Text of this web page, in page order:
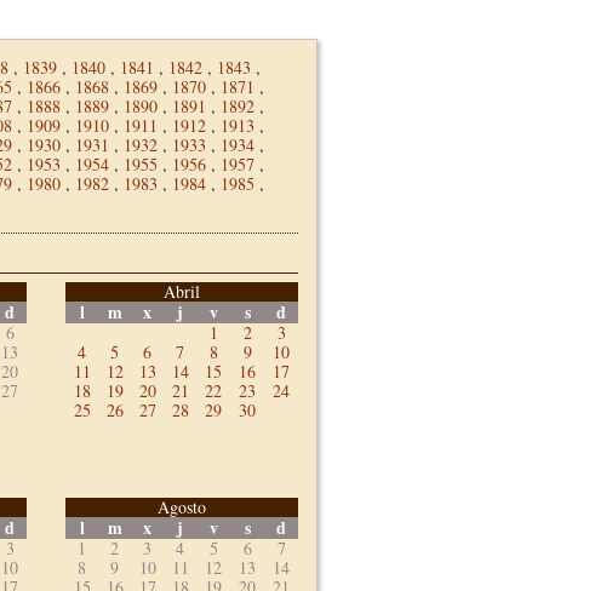
, 1839 , 1840 , 1841 , 1842 , 1843 ,
, 1866 , 1868 , 1869 , 1870 , 1871 ,
, 1888 , 1889 , 1890 , 1891 , 1892 ,
, 1909 , 1910 , 1911 , 1912 , 1913 ,
, 1930 , 1931 , 1932 , 1933 , 1934 ,
, 1953 , 1954 , 1955 , 1956 , 1957 ,
, 1980 , 1982 , 1983 , 1984 , 1985 ,
d
6
13
20
27
Abril
l m x j v s d
1 2
3
4
5 6 7 8 9
10
11
12 13 14 15 16
17
18
19 20 21 22 23
24
25
26 27 28 29 30
d
3
10
Agosto
l m x j v s d
1 2 3 4 5 6
7
8
9 10 11 12 13
14